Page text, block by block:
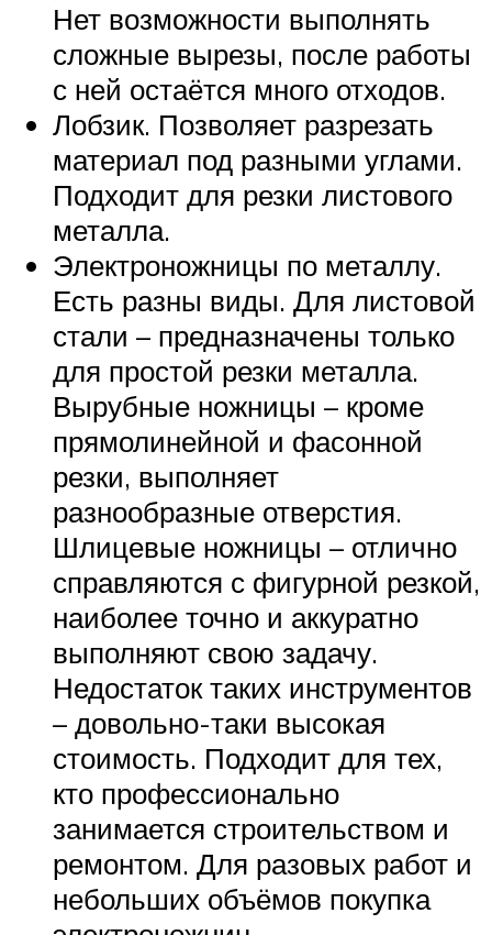
Нет возможности выполнять
сложные вырезы, после работы
с ней остаётся много отходов.
Лобзик. Позволяет разрезать
материал под разными углами.
Подходит для резки листового
металла.
Электроножницы по металлу.
Есть разны виды. Для листовой
стали – предназначены только
для простой резки металла.
Вырубные ножницы – кроме
прямолинейной и фасонной
резки, выполняет
разнообразные отверстия.
Шлицевые ножницы – отлично
справляются с фигурной резкой,
наиболее точно и аккуратно
выполняют свою задачу.
Недостаток таких инструментов
– довольно-таки высокая
стоимость. Подходит для тех,
кто профессионально
занимается строительством и
ремонтом. Для разовых работ и
небольших объёмов покупка